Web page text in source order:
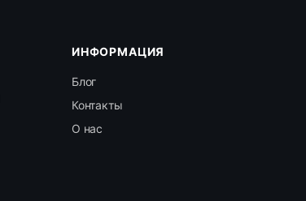
ИНФОРМАЦИЯ
Блог
Контакты
О нас